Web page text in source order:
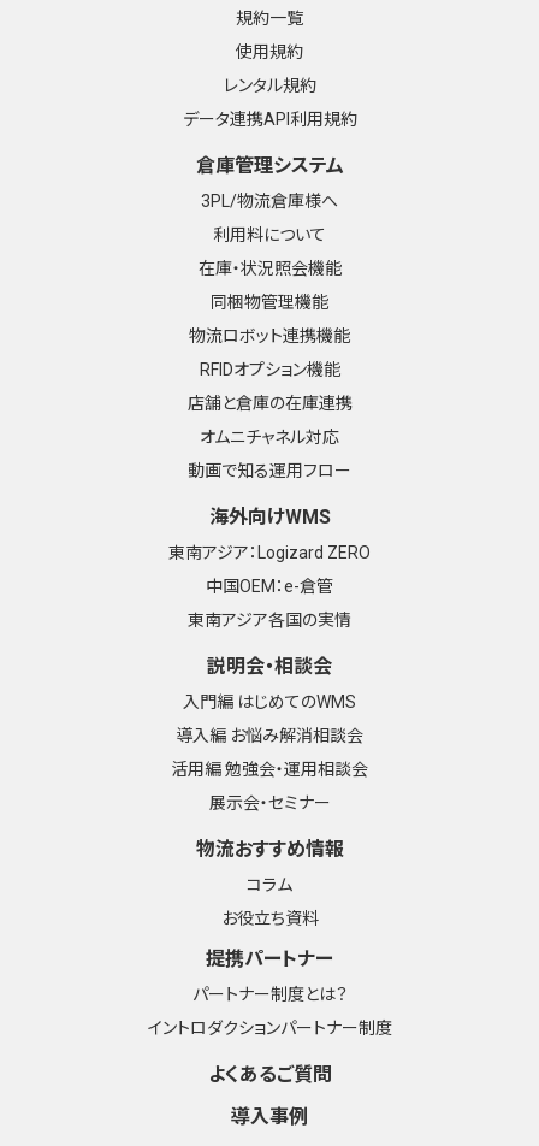
規約一覧
使用規約
レンタル規約
データ連携API利用規約
倉庫管理システム
3PL/物流倉庫様へ
利用料について
在庫・状況照会機能
同梱物管理機能
物流ロボット連携機能
RFIDオプション機能
店舗と倉庫の在庫連携
オムニチャネル対応
動画で知る運用フロー
海外向けWMS
東南アジア：Logizard ZERO
中国OEM：e-倉管
東南アジア各国の実情
説明会・相談会
入門編 はじめてのWMS
導入編 お悩み解消相談会
活用編 勉強会・運用相談会
展示会・セミナー
物流おすすめ情報
コラム
お役立ち資料
提携パートナー
パートナー制度とは？
イントロダクションパートナー制度
よくあるご質問
導入事例